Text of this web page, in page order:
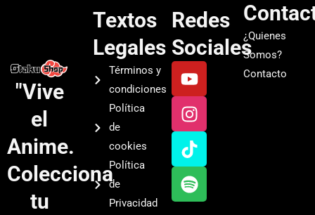
"Vive
el
Anime.
Colecciona
tu
Textos
Legales
Términos y
condiciones
Política
de
cookies
Política
de
Privacidad
Redes
Sociales
Y
o
u
t
u
b
e
I
n
s
t
a
g
r
a
T
i
k
t
o
k
S
p
o
t
i
f
y
¿Quienes
Somos?
Contacto